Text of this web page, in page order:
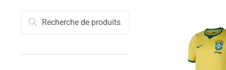
Recherche
pour :
Recherche